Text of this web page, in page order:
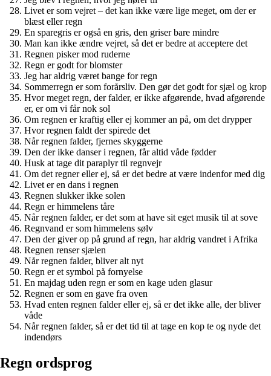
Livet er som vejret – det kan ikke være lige meget, om der er
blæst eller regn
En sparegris er også en gris, den griser bare mindre
Man kan ikke ændre vejret, så det er bedre at acceptere det
Regnen pisker mod ruderne
Regn er godt for blomster
Jeg har aldrig været bange for regn
Sommerregn er som forårsliv. Den gør det godt for sjæl og krop
Hvor meget regn, der falder, er ikke afgørende, hvad afgørende
er, er om vi får nok sol
Om regnen er kraftig eller ej kommer an på, om det drypper
Hvor regnen faldt der spirede det
Når regnen falder, fjernes skyggerne
Den der ikke danser i regnen, får altid våde fødder
Husk at tage dit paraplyr til regnvejr
Om det regner eller ej, så er det bedre at være indenfor med dig
Livet er en dans i regnen
Regnen slukker ikke solen
Regn er himmelens tåre
Når regnen falder, er det som at have sit eget musik til at sove
Regnvand er som himmelens sølv
Den der giver op på grund af regn, har aldrig vandret i Afrika
Regnen renser sjælen
Når regnen falder, bliver alt nyt
Regn er et symbol på fornyelse
En majdag uden regn er som en kage uden glasur
Regnen er som en gave fra oven
Hvad enten regnen falder eller ej, så er det ikke alle, der bliver
våde
Når regnen falder, så er det tid til at tage en kop te og nyde det
indendørs
Regn ordsprog